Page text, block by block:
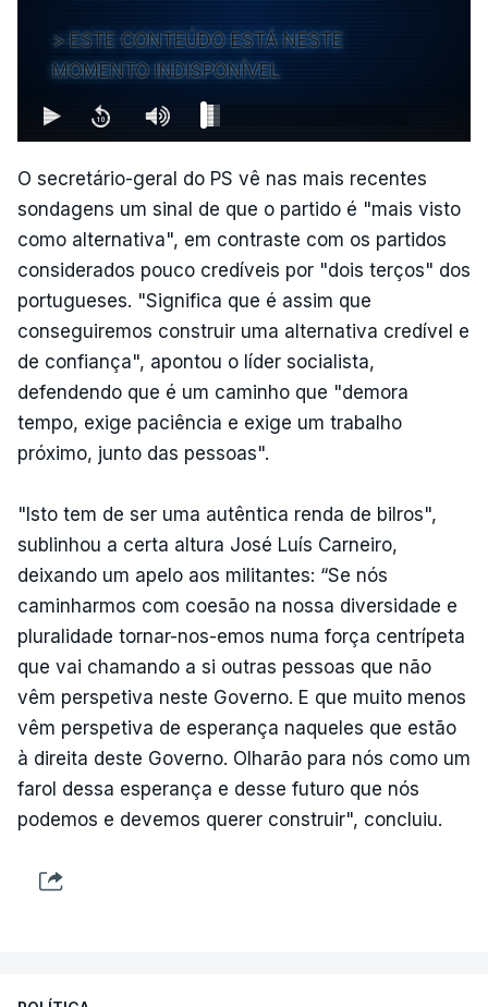
ESTE CONTEÚDO ESTÁ NESTE
MOMENTO INDISPONÍVEL
O secretário-geral do PS vê nas mais recentes
sondagens um sinal de que o partido é "mais visto
como alternativa", em contraste com os partidos
considerados pouco credíveis por "dois terços" dos
portugueses. "Significa que é assim que
conseguiremos construir uma alternativa credível e
de confiança", apontou o líder socialista,
defendendo que é um caminho que "demora
tempo, exige paciência e exige um trabalho
próximo, junto das pessoas".
"Isto tem de ser uma autêntica renda de bilros",
sublinhou a certa altura José Luís Carneiro,
deixando um apelo aos militantes: “Se nós
caminharmos com coesão na nossa diversidade e
pluralidade tornar-nos-emos numa força centrípeta
que vai chamando a si outras pessoas que não
vêm perspetiva neste Governo. E que muito menos
vêm perspetiva de esperança naqueles que estão
à direita deste Governo. Olharão para nós como um
farol dessa esperança e desse futuro que nós
podemos e devemos querer construir", concluiu.